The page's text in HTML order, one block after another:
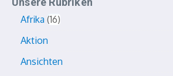
Afrika 16
Aktion
Ansichten